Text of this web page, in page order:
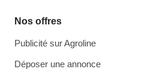
Nos offres
Publicité sur Agroline
Déposer une annonce